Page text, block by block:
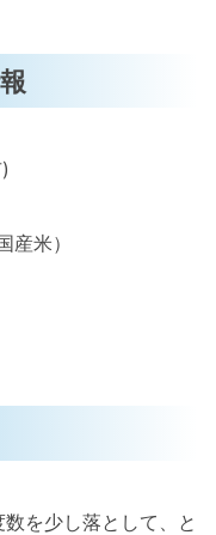
米）
を少し落として、と